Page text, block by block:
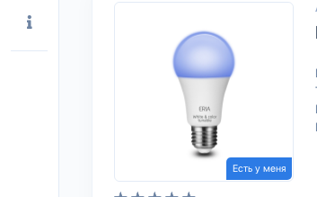
Есть у меня